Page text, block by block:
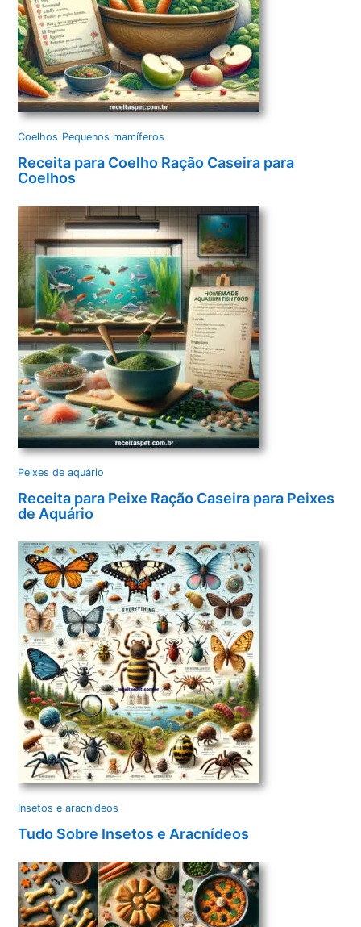
Coelhos Pequenos mamíferos
Receita para Coelho Ração Caseira para
Coelhos
Peixes de aquário
Receita para Peixe Ração Caseira para Peixes
de Aquário
Insetos e aracnídeos
Tudo Sobre Insetos e Aracnídeos